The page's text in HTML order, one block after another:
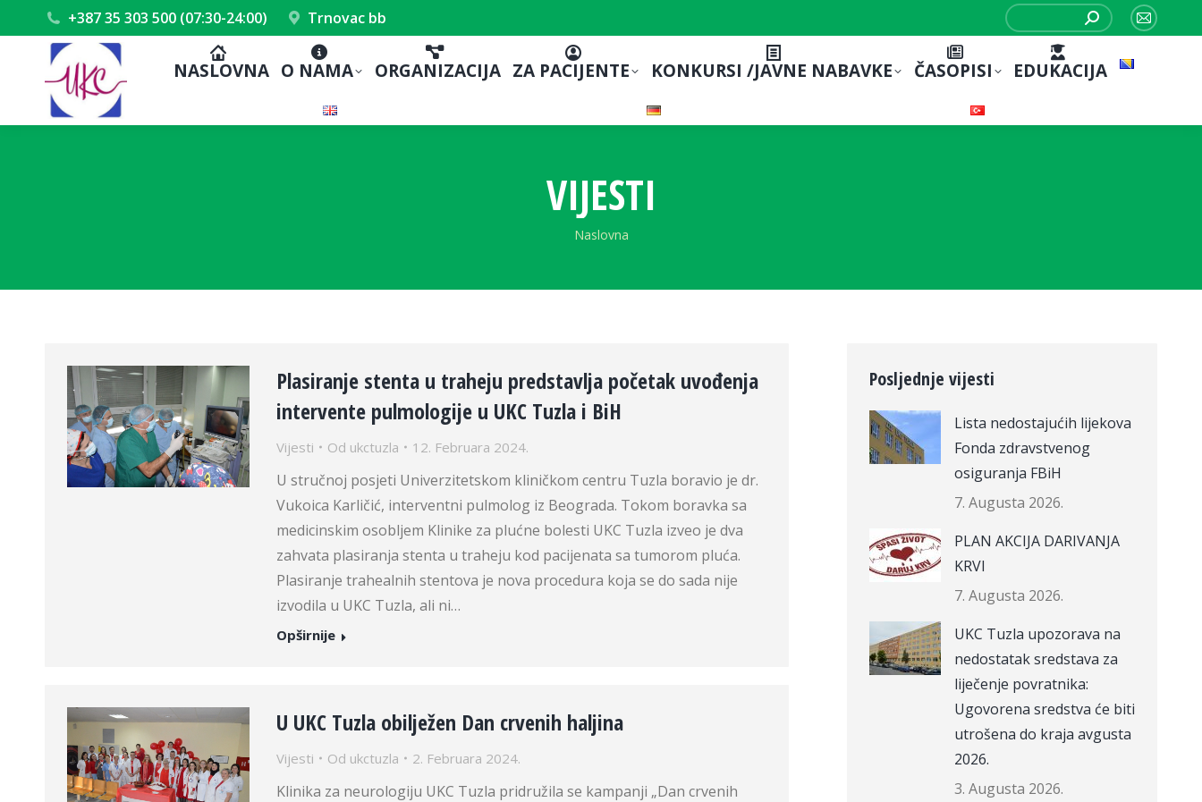
+387 35 303 500 (07:30-24:00) Trnovac bb
Search:
Mail
NASLOVNA O NAMA ORGANIZACIJA ZA PACIJENTE KONKURSI /JAVNE NABAVKE ČASOPISI EDUKACIJA
VIJESTI
You are here:
Naslovna
Plasiranje stenta u traheju predstavlja početak uvođenja
intervente pulmologije u UKC Tuzla i BiH
Vijesti Od ukctuzla 12. Februara 2024.
U stručnoj posjeti Univerzitetskom kliničkom centru Tuzla boravio je dr.
Vukoica Karličić, interventni pulmolog iz Beograda. Tokom boravka sa
medicinskim osobljem Klinike za plućne bolesti UKC Tuzla izveo je dva
zahvata plasiranja stenta u traheju kod pacijenata sa tumorom pluća.
Plasiranje trahealnih stentova je nova procedura koja se do sada nije
izvodila u UKC Tuzla, ali ni…
Opširnije
U UKC Tuzla obilježen Dan crvenih haljina
Vijesti Od ukctuzla 2. Februara 2024.
Klinika za neurologiju UKC Tuzla pridružila se kampanji „Dan crvenih
Posljednje vijesti
Lista nedostajućih lijekova
Fonda zdravstvenog
osiguranja FBiH
7. Augusta 2026.
PLAN AKCIJA DARIVANJA
KRVI
7. Augusta 2026.
UKC Tuzla upozorava na
nedostatak sredstava za
liječenje povratnika:
Ugovorena sredstva će biti
utrošena do kraja avgusta
2026.
3. Augusta 2026.